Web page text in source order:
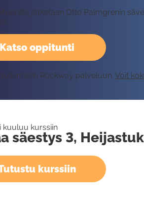
Katso oppitunti
jatketaan Otto Palmgrenin
Rockway palveluun. Voit
kuuluu kurssiin
säestys 3,
kurssiin